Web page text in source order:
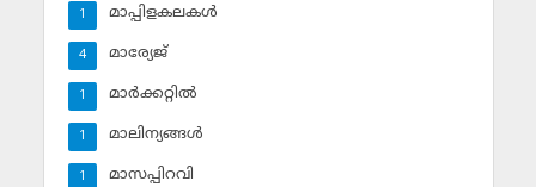
മാപ്പിളകലകള്‍
1
മാര്യേജ്
4
മാര്‍ക്കറ്റില്‍
1
മാലിന്യങ്ങള്‍
1
മാസപ്പിറവി
1